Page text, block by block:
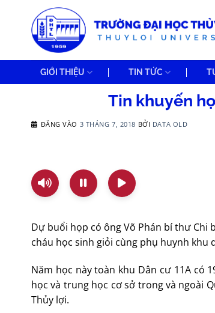
GIỚI THIỆU TIN TỨC
Tin khuyến
ĐĂNG VÀO 3 THÁNG 7, 2018 BỞI DATA OLD
Dự buổi họp có ông Võ Phán bí thư Chi
cháu học sinh giỏi cùng phụ huynh khu
Năm học này toàn khu Dân cư 11A có
học và trung học cơ sở trong và ngoài
Thủy lợi.